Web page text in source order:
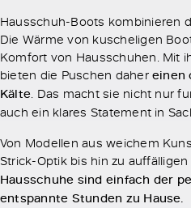
Hausschuh-Boots kombinieren
Die Wärme von kuscheligen
Komfort von Hausschuhen. Mit
bieten die Puschen dahereinen
Kälte. Das macht sie nicht nur
auch ein klares Statement in
Von Modellen aus weichem
Strick-Optik bis hin zu
Hausschuhe sind einfach der
entspannte Stunden zu Hause.